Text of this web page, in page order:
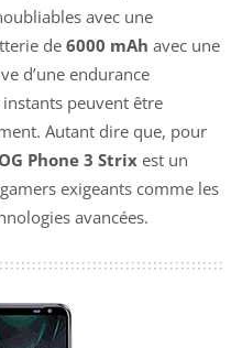
avec une
de 6000 mAh avec une
d’une endurance
peuvent être
Autant dire que, pour
Phone 3 Strix est un
exigeants comme les
avancées.